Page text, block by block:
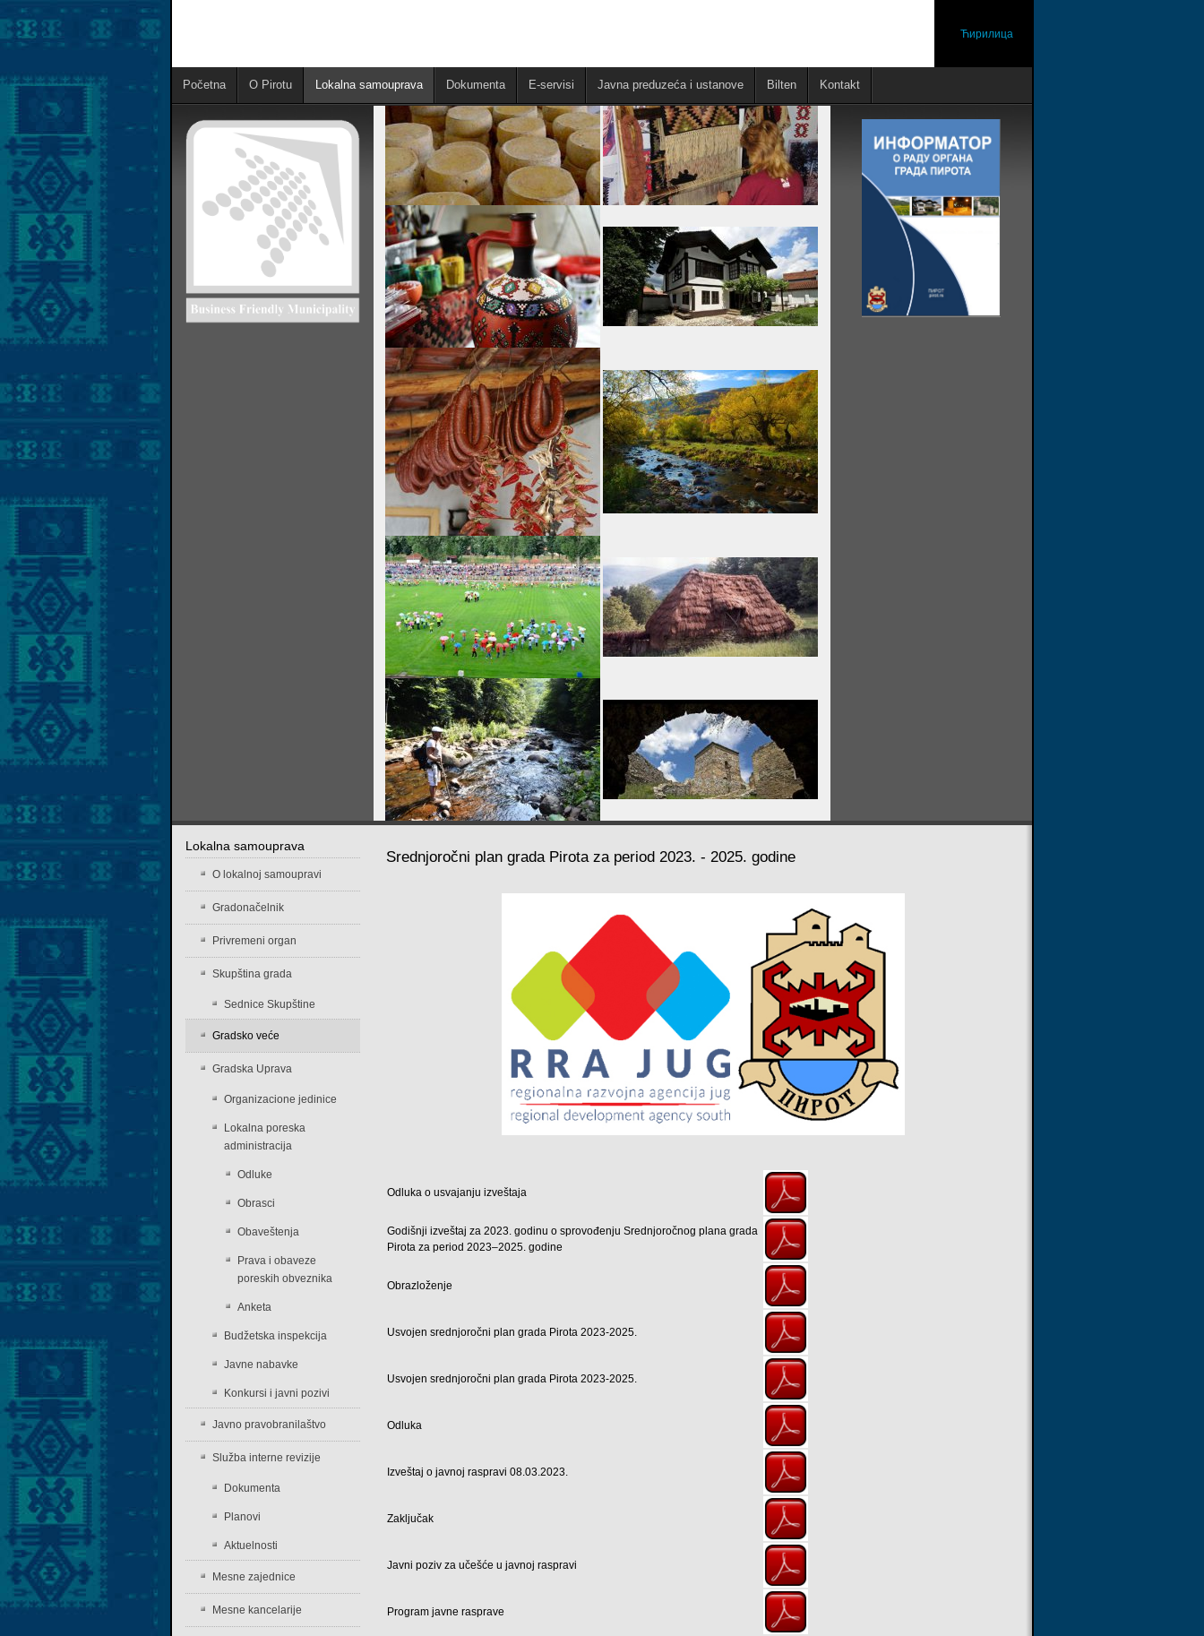
Ћирилица
Početna O Pirotu Lokalna samouprava Dokumenta E-servisi Javna preduzeća i ustanove Bilten Kontakt
Srednjoročni plan grada Pirota za period 2023. - 2025. godine
Odluka o usvajanju izveštaja
Godišnji izveštaj za 2023. godinu o sprovođenju Srednjoročnog plana grada
Pirota za period 2023–2025. godine
Obrazloženje
Usvojen srednjoročni plan grada Pirota 2023-2025.
Usvojen srednjoročni plan grada Pirota 2023-2025.
Odluka
Izveštaj o javnoj raspravi 08.03.2023.
Zaključak
Javni poziv za učešće u javnoj raspravi
Program javne rasprave
Lokalna samouprava
O lokalnoj samoupravi
Gradonačelnik
Privremeni organ
Skupština grada
Sednice Skupštine
Gradsko veće
Gradska Uprava
Organizacione jedinice
Lokalna poreska
administracija
Odluke
Obrasci
Obaveštenja
Prava i obaveze
poreskih obveznika
Anketa
Budžetska inspekcija
Javne nabavke
Konkursi i javni pozivi
Javno pravobranilaštvo
Služba interne revizije
Dokumenta
Planovi
Aktuelnosti
Mesne zajednice
Mesne kancelarije